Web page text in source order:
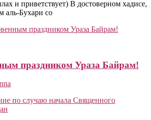
и приветствует) В достоверном хадисе,
аль-Бухари со
праздником Ураза Байрам!